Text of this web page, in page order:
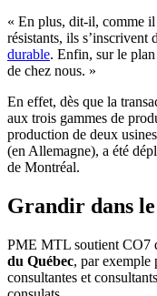
« En plus, dit-il, comme il
résistants, ils s’inscrivent
durable. Enfin, sur le
de chez nous. »
En effet, dès que la
aux trois gammes de
production de deux
(en Allemagne), a été
de Montréal.
Grandir dans
PME MTL soutient CO7
du Québec, par exemple
consultantes et